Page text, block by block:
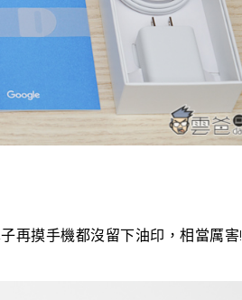
再摸手機都沒留下油印，相當厲害!